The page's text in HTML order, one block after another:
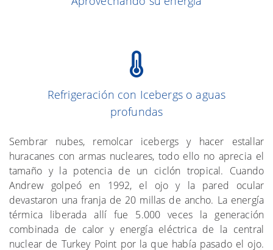
Más sobre el tema
Refrigeración con Icebergs o aguas
profundas
Sembrar nubes, remolcar icebergs y hacer estallar
huracanes con armas nucleares, todo ello no aprecia el
tamaño y la potencia de un ciclón tropical. Cuando
Andrew golpeó en 1992, el ojo y la pared ocular
devastaron una franja de 20 millas de ancho. La energía
térmica liberada allí fue 5.000 veces la generación
combinada de calor y energía eléctrica de la central
nuclear de Turkey Point por la que había pasado el ojo.